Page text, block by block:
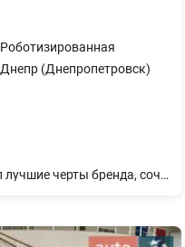
Роботизированная
Днепр (Днепропетровск)
Новый Jeep® Avenger унаследовал лучшие черты бренда, сочетая в себе стиль, функциональность, технологии и устойчивость к любым дорожным условиям. Выбирайте гибридную версию и отправляйтесь в приключения, наполненные свободой и легкостью! ДНК Jeep® в каждой клетке. Каждая деталь сделана не только эстетичной, но и функциональной — защитные элементы защищают кузов от сколов и царапин, сохраняя свежий внешний вид. С Jeep® Avenger любая поездка будет наполнена стилем, приключениями и неизменным духом бренда.